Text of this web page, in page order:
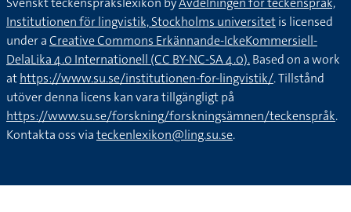
Institutionen för lingvistik, Stockholms universitetis licensed
under aCreative Commons Erkännande-IckeKommersiell-
DelaLika 4.0 Internationell (CC BY-NC-SA 4.0).Based on a work
athttps://www.su.se/institutionen-for-lingvistik/. Tillstånd
utöver denna licens kan vara tillgängligt på
https://www.su.se/forskning/forskningsämnen/teckenspråk.
Kontakta oss viateckenlexikon@ling.su.se.